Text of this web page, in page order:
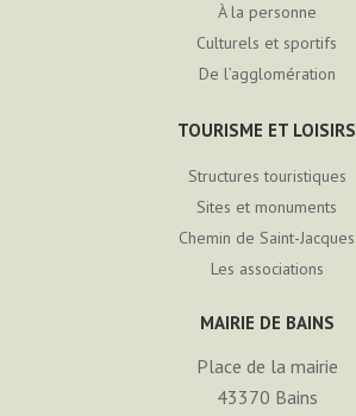
À la personne
Culturels et sportifs
De l’agglomération
TOURISME ET LOISIRS
Structures touristiques
Sites et monuments
Chemin de Saint-Jacques
Les associations
MAIRIE DE BAINS
Place de la mairie
43370 Bains